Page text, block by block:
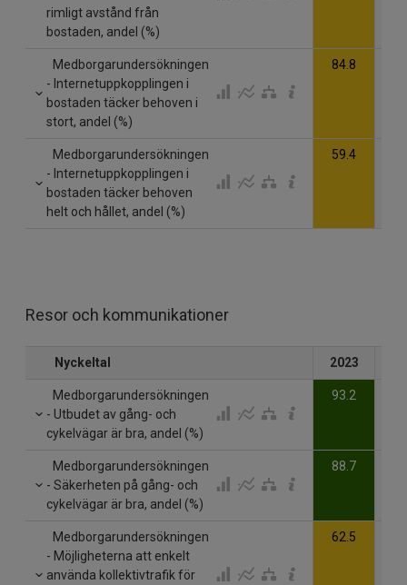
rimligt avstånd från
bostaden, andel (%)
Medborgarundersökningen
- Internetuppkopplingen i
bostaden täcker behoven i
stort, andel (%)
84.8
Medborgarundersökningen
- Internetuppkopplingen i
bostaden täcker behoven
helt och hållet, andel (%)
59.4
Resor och kommunikationer
Nyckeltal 2023
Medborgarundersökningen
- Utbudet av gång- och
cykelvägar är bra, andel (%)
93.2
Medborgarundersökningen
- Säkerheten på gång- och
cykelvägar är bra, andel (%)
88.7
Medborgarundersökningen
- Möjligheterna att enkelt
använda kollektivtrafik för
62.5